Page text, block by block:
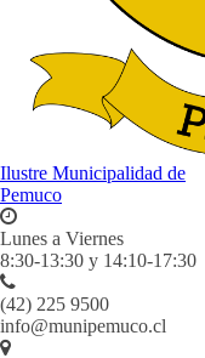
Ilustre Municipalidad de
Pemuco
Lunes a Viernes
8:30-13:30 y 14:10-17:30
(42) 225 9500
info@munipemuco.cl